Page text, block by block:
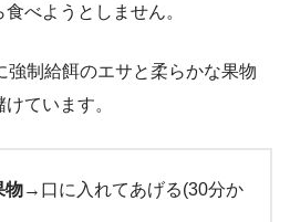
べようとしません。
強制給餌のエサと柔らかな果物
けています。
物→口に入れてあげる(30分か